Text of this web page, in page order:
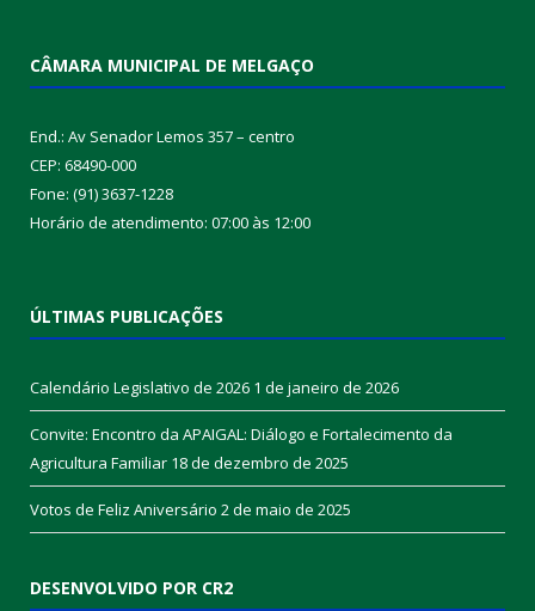
CÂMARA MUNICIPAL DE MELGAÇO
End.: Av Senador Lemos 357 – centro
CEP: 68490-000
Fone: (91) 3637-1228
Horário de atendimento: 07:00 às 12:00
ÚLTIMAS PUBLICAÇÕES
Calendário Legislativo de 2026 1 de janeiro de 2026
Convite: Encontro da APAIGAL: Diálogo e Fortalecimento da
Agricultura Familiar 18 de dezembro de 2025
Votos de Feliz Aniversário 2 de maio de 2025
DESENVOLVIDO POR CR2